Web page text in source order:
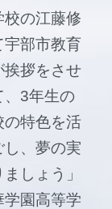
校の江藤修
宇部市教育
拶をさせ
、3年生の
の特色を活
、夢の実
しょう」
学園高等学